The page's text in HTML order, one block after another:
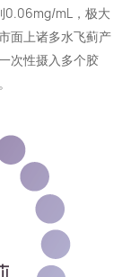
0.06mg/mL，极大
面上诸多水飞蓟产
次性摄入多个胶